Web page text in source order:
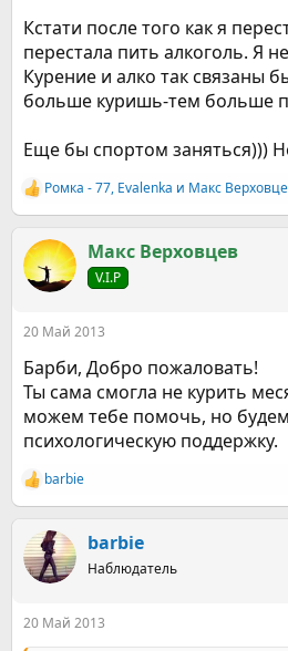
Кстати после того как я
перестала пить алкоголь. Я
Курение и алко так связаны
больше куришь-тем больше
Еще бы спортом заняться)))
Р
е
к
ц
и
Ромка - 77, Evalenka и Макс
Макс Верховцев
V.I.P
20 Май 2013
Барби, Добро пожаловать!
Ты сама смогла не курить
можем тебе помочь, но будем
психологическую поддержку.
Р
е
к
ц
и
barbie
barbie
Наблюдатель
20 Май 2013